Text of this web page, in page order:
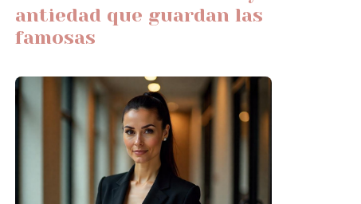
antiedad que guardan las
famosas